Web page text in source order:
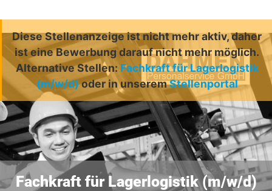
Diese Stellenanzeige ist nicht mehr aktiv, daher
ist eine Bewerbung darauf nicht mehr möglich.
Alternative Stellen: Fachkraft für Lagerlogistik
(m/w/d)oder in unseremStellenportal
Fachkraft für Lagerlogistik (m/w/d)